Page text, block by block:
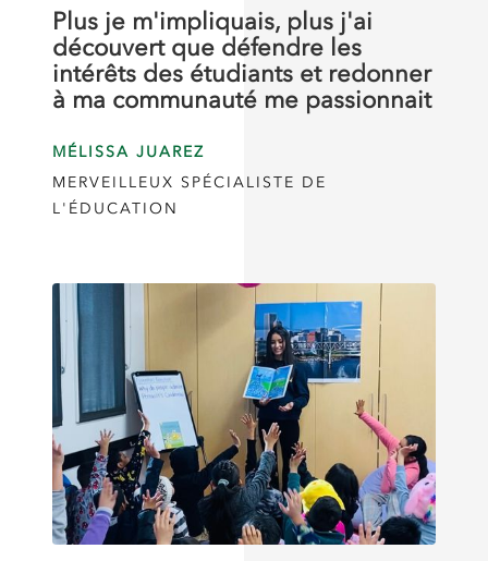
Plus je m'impliquais, plus j'ai
découvert que défendre les
intérêts des étudiants et redonner
à ma communauté me passionnait
MÉLISSA JUAREZ
MERVEILLEUX SPÉCIALISTE DE
L'ÉDUCATION